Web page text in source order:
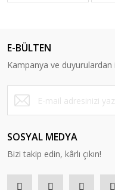
E-BÜLTEN
Kampanya ve
SOSYAL MEDYA
Bizi takip edin, kârlı çıkın!